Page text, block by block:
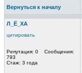
Вернуться к началу
Л_Ё_ХА
цитировать
Репутация: 0 Сообщения:
793
Стаж: 3 года